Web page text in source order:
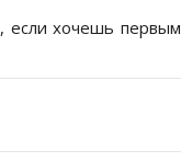
, если хочешь первым